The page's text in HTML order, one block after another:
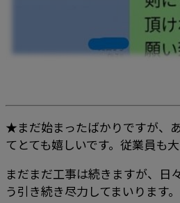
★まだ始まったばかりですが、
てとても嬉しいです。従業員も
まだまだ工事は続きますが、日
う引き続き尽力してまいります。